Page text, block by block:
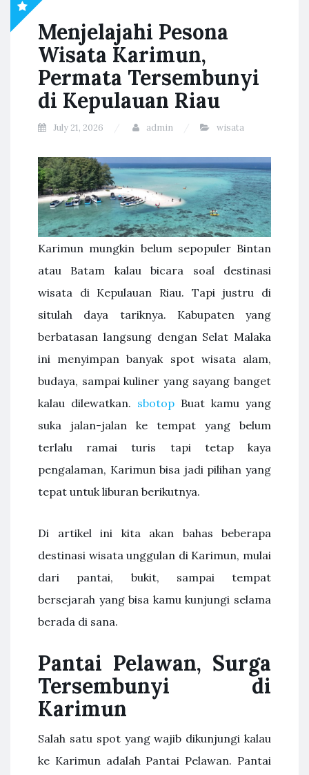
Menjelajahi Pesona
Wisata Karimun,
Permata Tersembunyi
di Kepulauan Riau
July 21, 2026 admin wisata
Karimun mungkin belum sepopuler Bintan
atau Batam kalau bicara soal destinasi
wisata di Kepulauan Riau. Tapi justru di
situlah daya tariknya. Kabupaten yang
berbatasan langsung dengan Selat Malaka
ini menyimpan banyak spot wisata alam,
budaya, sampai kuliner yang sayang banget
kalau dilewatkan. sbotop Buat kamu yang
suka jalan-jalan ke tempat yang belum
terlalu ramai turis tapi tetap kaya
pengalaman, Karimun bisa jadi pilihan yang
tepat untuk liburan berikutnya.
Di artikel ini kita akan bahas beberapa
destinasi wisata unggulan di Karimun, mulai
dari pantai, bukit, sampai tempat
bersejarah yang bisa kamu kunjungi selama
berada di sana.
Pantai Pelawan, Surga
Tersembunyi di
Karimun
Salah satu spot yang wajib dikunjungi kalau
ke Karimun adalah Pantai Pelawan. Pantai